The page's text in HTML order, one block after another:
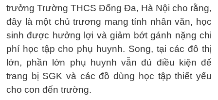
trưởng Trường THCS Đống Đa, Hà Nội cho rằng,
đây là một chủ trương mang tính nhân văn, học
sinh được hưởng lợi và giảm bớt gánh nặng chi
phí học tập cho phụ huynh. Song, tại các đô thị
lớn, phần lớn phụ huynh vẫn đủ điều kiện để
trang bị SGK và các đồ dùng học tập thiết yếu
cho con đến trường.